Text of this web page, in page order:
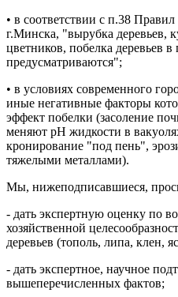
• в соответствии с п.38
г.Минска, "вырубка деревьев,
цветников, побелка деревьев в
предусматриваются";
• в условиях современного
иные негативные факторы
эффект побелки (засоление
меняют pH жидкости в
кронирование "под пень",
тяжелыми металлами).
Мы, нижеподписавшиеся,
- дать экспертную оценку по
хозяйственной
деревьев (тополь, липа, клен,
- дать экспертное, научное
вышеперечисленных фактов;